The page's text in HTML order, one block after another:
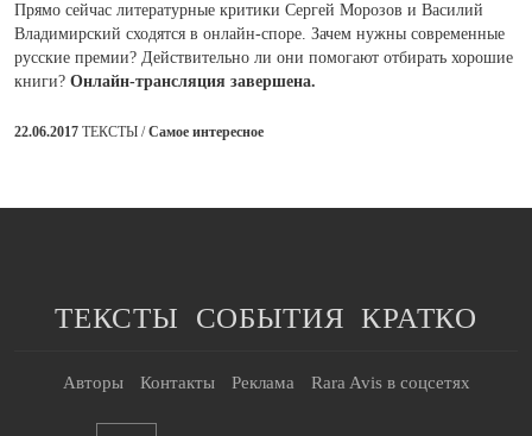
Прямо сейчас литературные критики Сергей Морозов и Василий
Владимирский сходятся в онлайн-споре. Зачем нужны современные
русские премии? Действительно ли они помогают отбирать хорошие
книги? Онлайн-трансляция завершена.
22.06.2017 ТЕКСТЫ /Самое интересное
ТЕКСТЫ СОБЫТИЯ КРАТКО
Авторы Контакты Реклама Rara Avis в соцсетях